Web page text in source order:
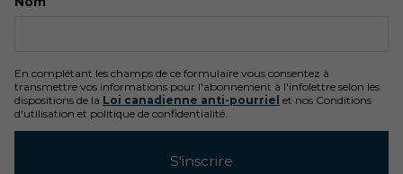
En complétant les champs de ce formulaire vous consentez à
transmettre vos informations pour l'abonnement à l'infolettre selon les
dispositions de la Loi canadienne anti-pourriel et nos Conditions
d'utilisation et politique de confidentialité.